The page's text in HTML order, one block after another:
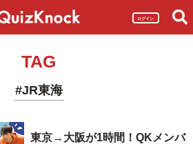
ログイン
TAG
#JR東海
東京→大阪が1時間！QKメンバ